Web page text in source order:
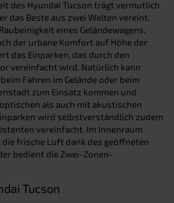
des Hyundai Tucson trägt vermutlich
das Beste aus zwei Welten vereint.
eines Geländewagens,
der urbane Komfort auf Höhe der
das Einparken, das durch den
vereinfacht wird. Natürlich kann
Fahren im Gelände oder beim
zum Einsatz kommen und
als auch mit akustischen
wird selbstverständlich zudem
vereinfacht. Im Innenraum
frische Luft dank des geöffneten
bedient die Zwei-Zonen-
Tucson